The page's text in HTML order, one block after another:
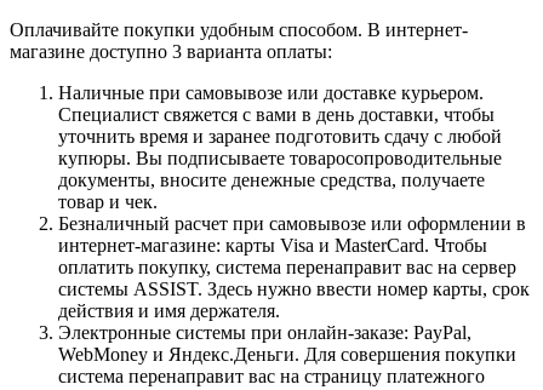
Оплачивайте покупки удобным способом. В интернет-
магазине доступно 3 варианта оплаты:
Наличные при самовывозе или доставке курьером.
Специалист свяжется с вами в день доставки, чтобы
уточнить время и заранее подготовить сдачу с любой
купюры. Вы подписываете товаросопроводительные
документы, вносите денежные средства, получаете
товар и чек.
Безналичный расчет при самовывозе или оформлении в
интернет-магазине: карты Visa и MasterCard. Чтобы
оплатить покупку, система перенаправит вас на сервер
системы ASSIST. Здесь нужно ввести номер карты, срок
действия и имя держателя.
Электронные системы при онлайн-заказе: PayPal,
WebMoney и Яндекс.Деньги. Для совершения покупки
система перенаправит вас на страницу платежного